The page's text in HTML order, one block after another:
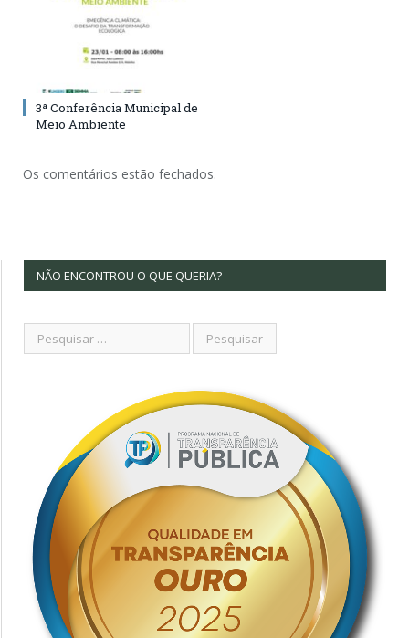
3ª Conferência Municipal de
Meio Ambiente
Os comentários estão fechados.
NÃO ENCONTROU O QUE QUERIA?